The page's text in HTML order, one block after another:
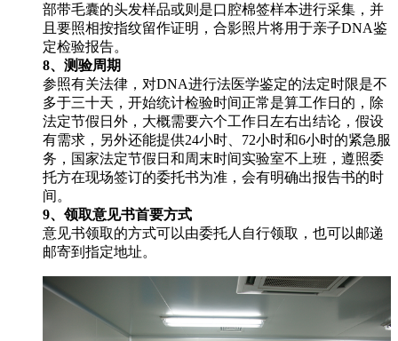
部带毛囊的头发样品或则是口腔棉签样本进行采集，并
且要照相按指纹留作证明，合影照片将用于亲子DNA鉴
定检验报告。
8、测验周期
参照有关法律，对DNA进行法医学鉴定的法定时限是不
多于三十天，开始统计检验时间正常是算工作日的，除
法定节假日外，大概需要六个工作日左右出结论，假设
有需求，另外还能提供24小时、72小时和6小时的紧急服
务，国家法定节假日和周末时间实验室不上班，遵照委
托方在现场签订的委托书为准，会有明确出报告书的时
间。
9、领取意见书首要方式
意见书领取的方式可以由委托人自行领取，也可以邮递
邮寄到指定地址。